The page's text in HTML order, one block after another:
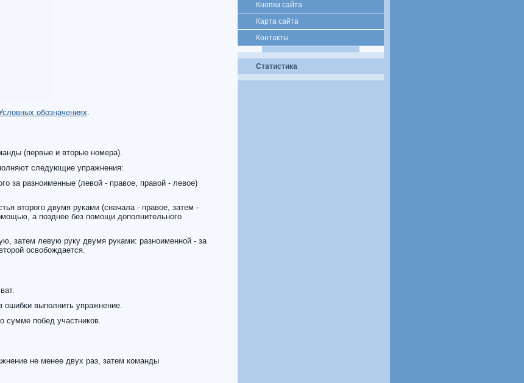
обозначениях.
(первые и вторые номера).
следующие упражнения:
за разноименные (левой - правое, правой - левое)
второго двумя руками (сначала - правое, затем -
а позднее без помощи дополнительного
затем левую руку двумя руками: разноименной - за
освобождается.
ошибки выполнить упражнение.
сумме побед участников.
не менее двух раз, затем команды
Кнопки сайта
Карта сайта
Контакты
Статистика